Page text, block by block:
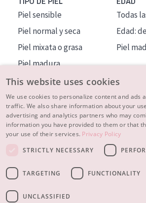
Piel sensible
Piel normal y seca
Piel mixata o grasa
Piel madura
Piel expuesta al sol
Piel menopáusica
Todas
Edad:
Piel
MÁS SOBRE NOSOTROS
INSPIRACIÓN
CONTACTO
© 2023 - 2026 Diadermine
This website uses cookies
We use cookies to personalize content and ads
traffic. We also share information about your
advertising and analytics partners who may
information you have provided to them or that
your use of their services. Privacy Policy
STRICTLY NECESSARY
TARGETING FUNCTIONALITY
UNCLASSIFIED